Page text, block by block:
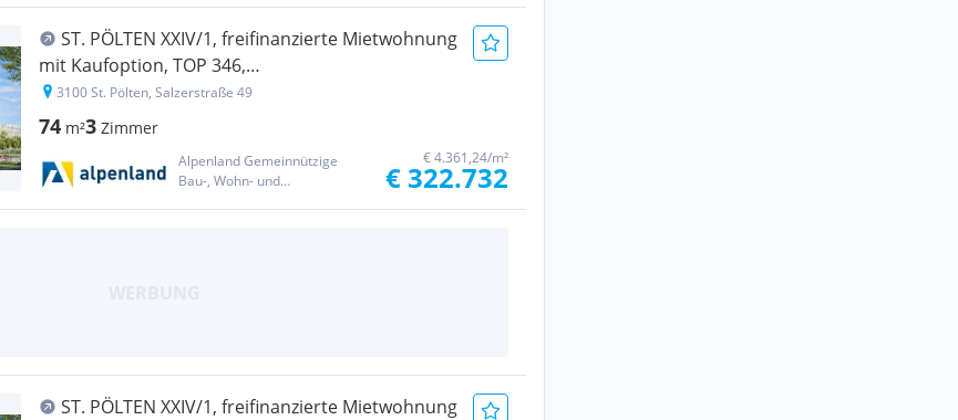
ST. PÖLTEN XXIV/1, freifinanzierte Mietwohnung
mit Kaufoption, TOP 346,
1000/00011721/00001346
3100 St. Pölten, Salzerstraße 49
74 m²3 Zimmer
Alpenland Gemeinnützige
Bau-, Wohn- und
€ 4.361,24/m²
€ 322.732
ST. PÖLTEN XXIV/1, freifinanzierte Mietwohnung